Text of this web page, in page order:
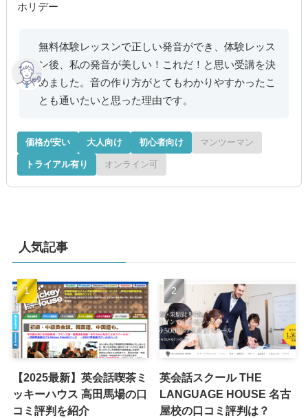
ホリデー
無料体験レッスンで正しい発音ができ、体験レッス
ン後、私の発音が美しい！これだ！と思い受講を決
めました。音の作り方がとてもわかりやすかったこ
とも通いたいと思った理由です。
価格が安い 大人向け 初心者向け マンツーマン
トライアル有り オンライン可
人気記事
【2025最新】英会話喫茶ミ
ッキーハウス 高田馬場の口
コミ評判を紹介
英会話スクール THE
LANGUAGE HOUSE 名古
屋校の口コミ評判は？